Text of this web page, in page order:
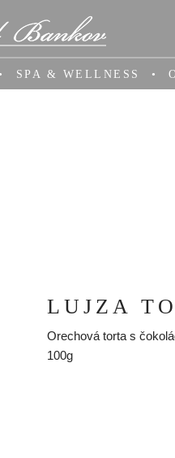
SPA & WELLNESS
LUJZA
Orechová torta s
100g